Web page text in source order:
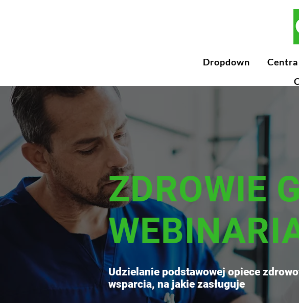
Dropdown
ZDROWIE
Udzielanie podstawowej opiece
wsparcia, na jakie zasługuje